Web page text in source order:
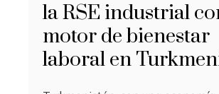
la RSE industrial
motor de bienestar
laboral en